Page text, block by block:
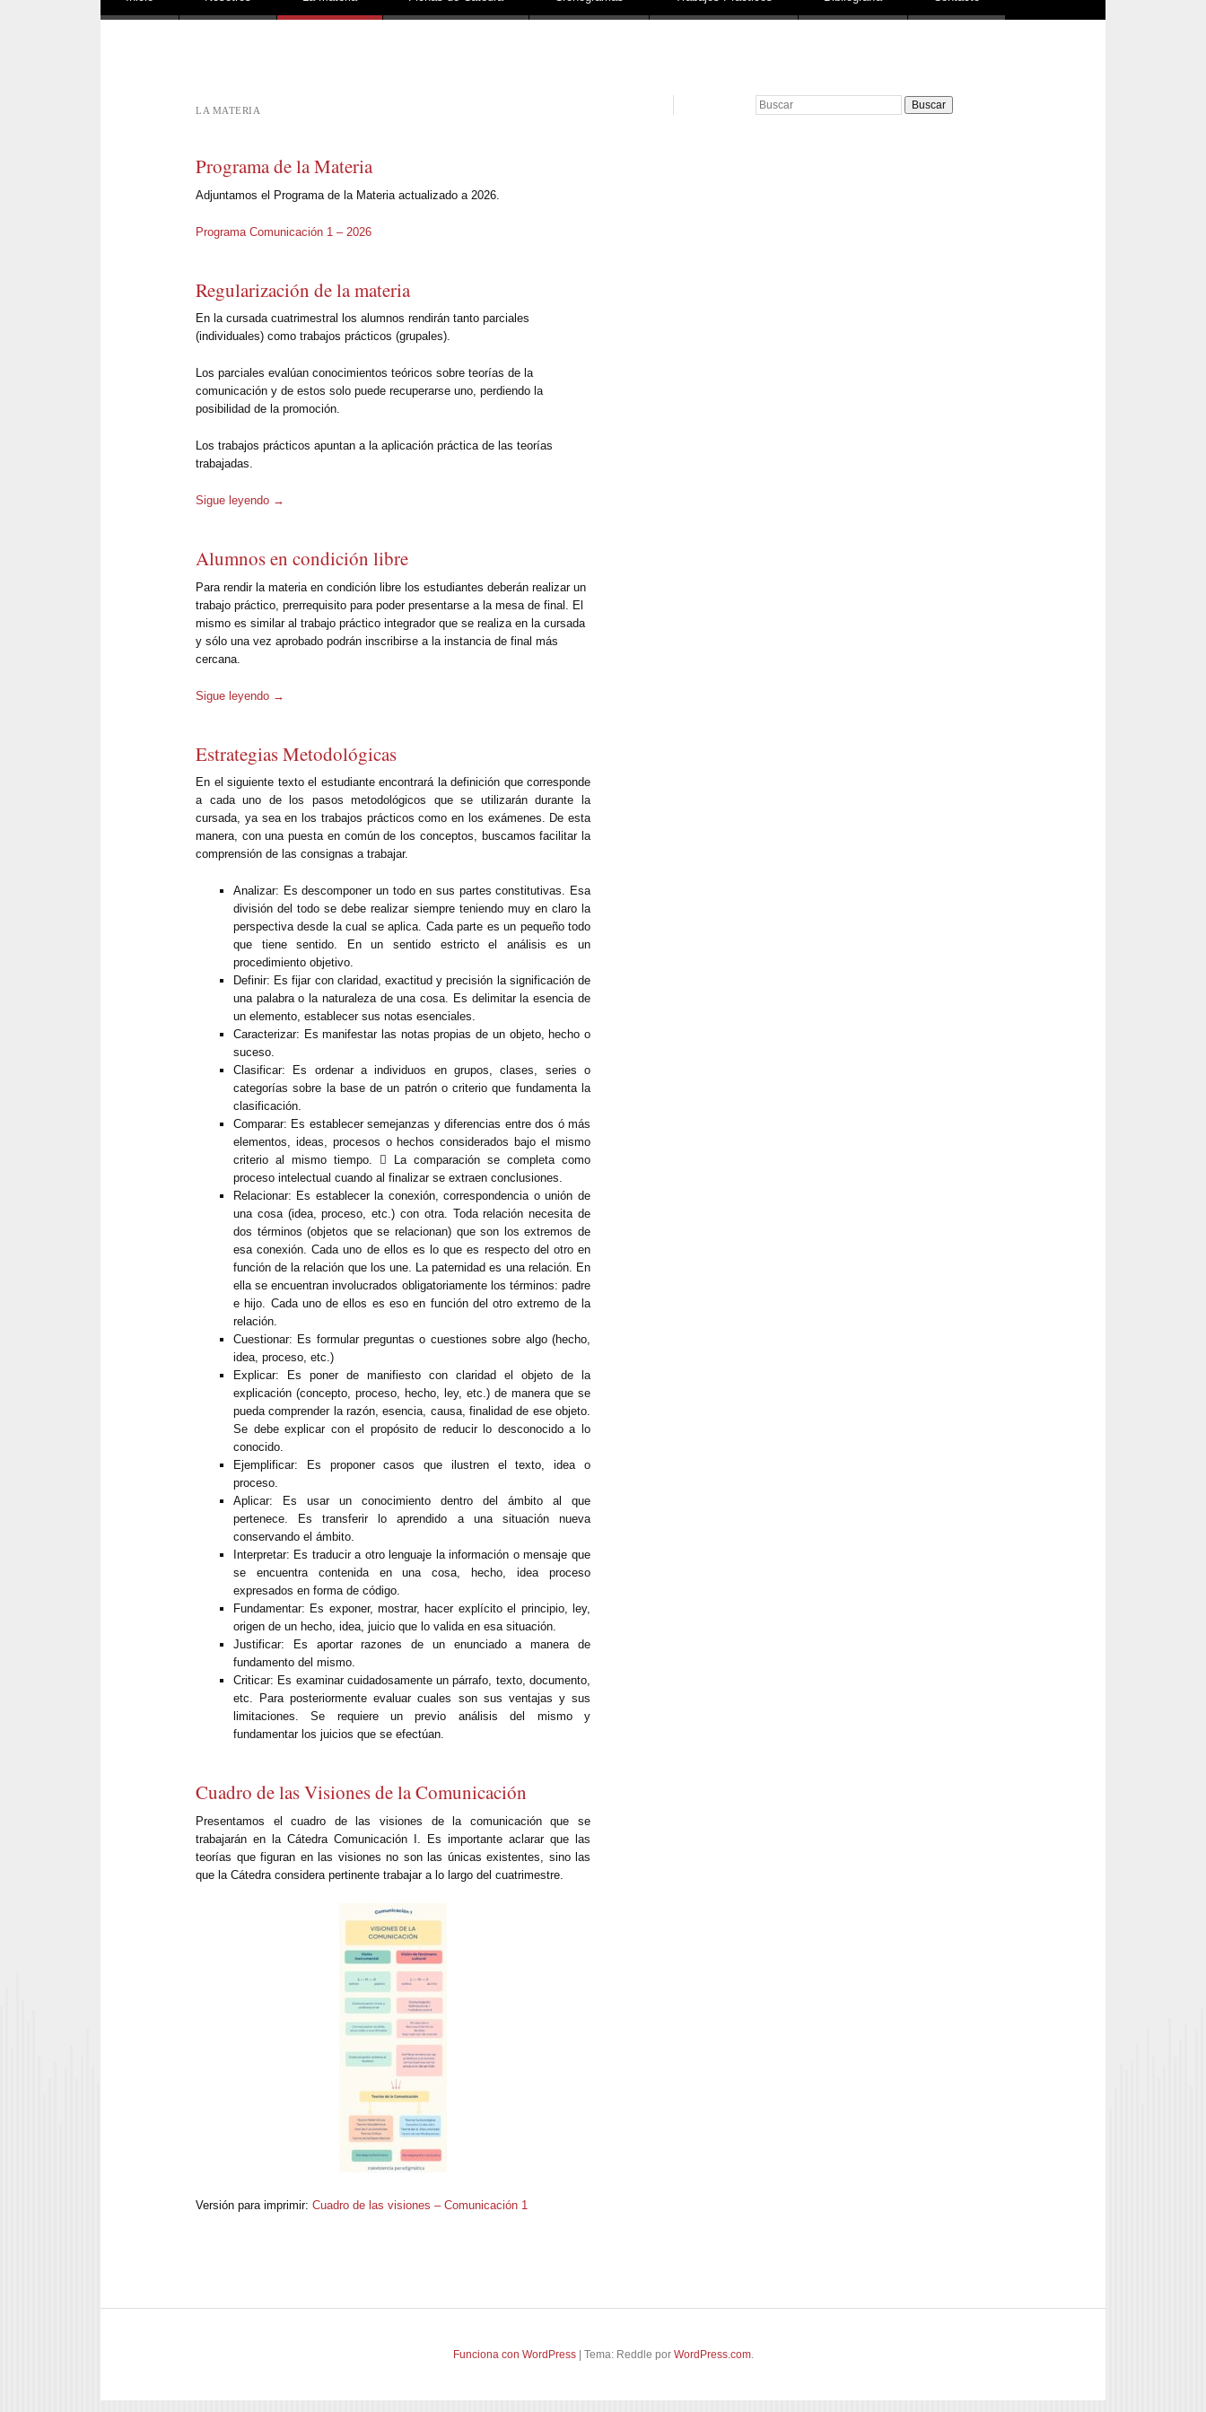
LA MATERIA
Programa de la Materia
Adjuntamos el Programa de la Materia actualizado a 2026.
Programa Comunicación 1 – 2026
Regularización de la materia
En la cursada cuatrimestral los alumnos rendirán tanto parciales
(individuales) como trabajos prácticos (grupales).
Los parciales evalúan conocimientos teóricos sobre teorías de la
comunicación y de estos solo puede recuperarse uno, perdiendo la
posibilidad de la promoción.
Los trabajos prácticos apuntan a la aplicación práctica de las teorías
trabajadas.
Sigue leyendo →
Alumnos en condición libre
Para rendir la materia en condición libre los estudiantes deberán realizar un
trabajo práctico, prerrequisito para poder presentarse a la mesa de final. El
mismo es similar al trabajo práctico integrador que se realiza en la cursada
y sólo una vez aprobado podrán inscribirse a la instancia de final más
cercana.
Sigue leyendo →
Estrategias Metodológicas
En el siguiente texto el estudiante encontrará la definición que corresponde
a cada uno de los pasos metodológicos que se utilizarán durante la
cursada, ya sea en los trabajos prácticos como en los exámenes. De esta
manera, con una puesta en común de los conceptos, buscamos facilitar la
comprensión de las consignas a trabajar.
Analizar: Es descomponer un todo en sus partes constitutivas. Esa
división del todo se debe realizar siempre teniendo muy en claro la
perspectiva desde la cual se aplica. Cada parte es un pequeño todo
que tiene sentido. En un sentido estricto el análisis es un
procedimiento objetivo.
Definir: Es fijar con claridad, exactitud y precisión la significación de
una palabra o la naturaleza de una cosa. Es delimitar la esencia de
un elemento, establecer sus notas esenciales.
Caracterizar: Es manifestar las notas propias de un objeto, hecho o
suceso.
Clasificar: Es ordenar a individuos en grupos, clases, series o
categorías sobre la base de un patrón o criterio que fundamenta la
clasificación.
Comparar: Es establecer semejanzas y diferencias entre dos ó más
elementos, ideas, procesos o hechos considerados bajo el mismo
criterio al mismo tiempo.  La comparación se completa como
proceso intelectual cuando al finalizar se extraen conclusiones.
Relacionar: Es establecer la conexión, correspondencia o unión de
una cosa (idea, proceso, etc.) con otra. Toda relación necesita de
dos términos (objetos que se relacionan) que son los extremos de
esa conexión. Cada uno de ellos es lo que es respecto del otro en
función de la relación que los une. La paternidad es una relación. En
ella se encuentran involucrados obligatoriamente los términos: padre
e hijo. Cada uno de ellos es eso en función del otro extremo de la
relación.
Cuestionar: Es formular preguntas o cuestiones sobre algo (hecho,
idea, proceso, etc.)
Explicar: Es poner de manifiesto con claridad el objeto de la
explicación (concepto, proceso, hecho, ley, etc.) de manera que se
pueda comprender la razón, esencia, causa, finalidad de ese objeto.
Se debe explicar con el propósito de reducir lo desconocido a lo
conocido.
Ejemplificar: Es proponer casos que ilustren el texto, idea o
proceso.
Aplicar: Es usar un conocimiento dentro del ámbito al que
pertenece. Es transferir lo aprendido a una situación nueva
conservando el ámbito.
Interpretar: Es traducir a otro lenguaje la información o mensaje que
se encuentra contenida en una cosa, hecho, idea proceso
expresados en forma de código.
Fundamentar: Es exponer, mostrar, hacer explícito el principio, ley,
origen de un hecho, idea, juicio que lo valida en esa situación.
Justificar: Es aportar razones de un enunciado a manera de
fundamento del mismo.
Criticar: Es examinar cuidadosamente un párrafo, texto, documento,
etc. Para posteriormente evaluar cuales son sus ventajas y sus
limitaciones. Se requiere un previo análisis del mismo y
fundamentar los juicios que se efectúan.
Cuadro de las Visiones de la Comunicación
Presentamos el cuadro de las visiones de la comunicación que se
trabajarán en la Cátedra Comunicación I. Es importante aclarar que las
teorías que figuran en las visiones no son las únicas existentes, sino las
que la Cátedra considera pertinente trabajar a lo largo del cuatrimestre.
Versión para imprimir: Cuadro de las visiones – Comunicación 1
Buscar
Funciona con WordPress | Tema: Reddle por WordPress.com.